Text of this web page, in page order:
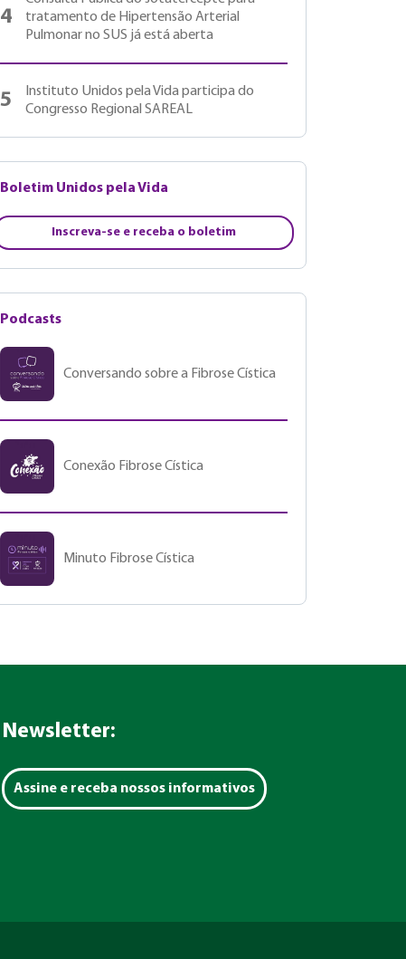
4
tratamento de Hipertensão Arterial
Pulmonar no SUS já está aberta
5
Instituto Unidos pela Vida participa do
Congresso Regional SAREAL
Boletim Unidos pela Vida
Inscreva-se e receba o boletim
Podcasts
Conversando sobre a Fibrose Cística
Conexão Fibrose Cística
Minuto Fibrose Cística
Newsletter:
Assine e receba nossos informativos